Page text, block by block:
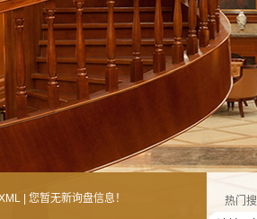
您暂无新询盘信息！ 热门